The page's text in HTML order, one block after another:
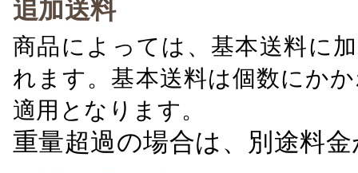
追加送料
商品によっては、基本送料に
れます。基本送料は個数にか
適用となります。
重量超過の場合は、別途料